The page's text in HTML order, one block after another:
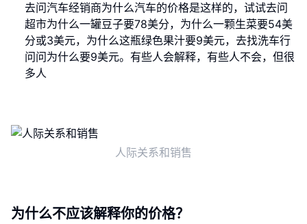
去问汽车经销商为什么汽车的价格是这样的，试试去问
超市为什么一罐豆子要78美分，为什么一颗生菜要54美
分或3美元，为什么这瓶绿色果汁要9美元，去找洗车行
问问为什么要9美元。有些人会解释，有些人不会，但很
多人
人际关系和销售
为什么不应该解释你的价格？